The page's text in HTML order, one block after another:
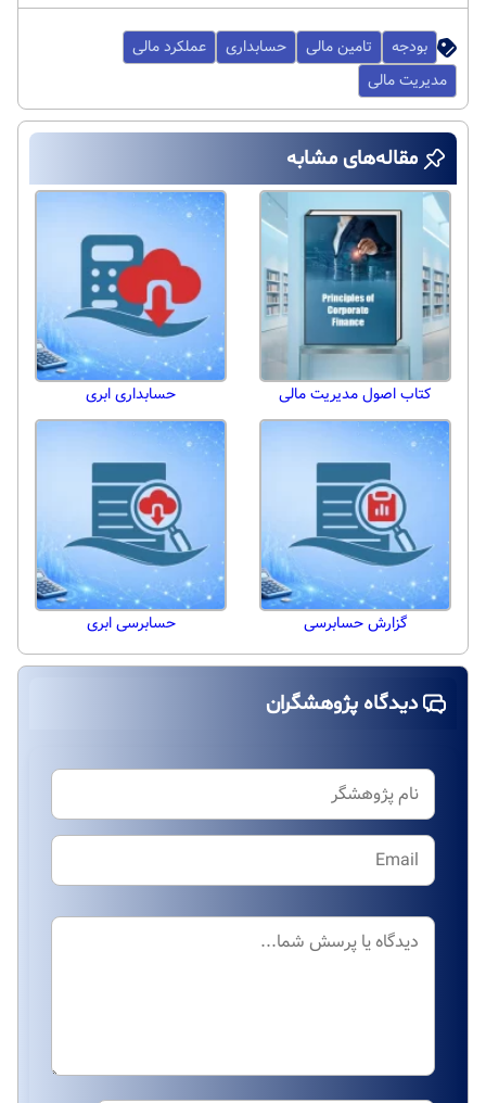
بودجه تامین مالی حسابداری
عملکرد مالی
مدیریت مالی
مقاله‌های مشابه
کتاب اصول مدیریت مالی حسابداری ابری
گزارش حسابرسی حسابرسی ابری
دیدگاه پژوهشگران